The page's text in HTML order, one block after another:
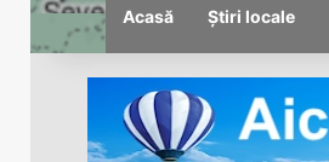
Acasă Știri locale